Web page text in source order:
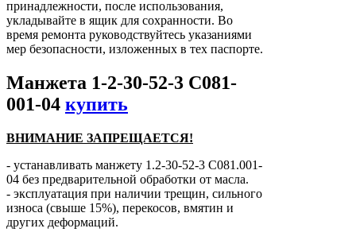
принадлежности, после использования,
укладывайте в ящик для сохранности. Во
время ремонта руководствуйтесь указаниями
мер безопасности, изложенных в тех паспорте.
Манжета 1-2-30-52-3 С081-
001-04 купить
ВНИМАНИЕ ЗАПРЕЩАЕТСЯ!
- устанавливать манжету 1.2-30-52-3 С081.001-
04 без предварительной обработки от масла.
- эксплуатация при наличии трещин, сильного
износа (свыше 15%), перекосов, вмятин и
других деформаций.